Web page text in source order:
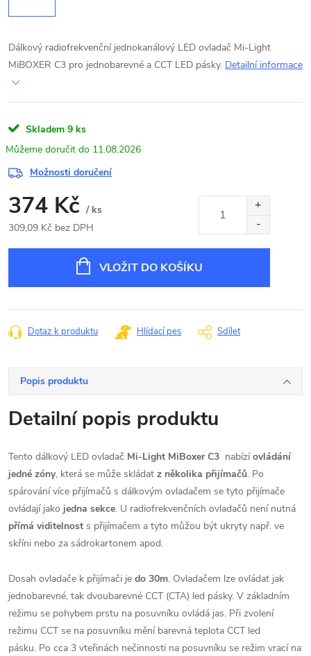
Dálkový radiofrekvenční jednokanálový LED ovladač Mi-Light
MiBOXER C3 pro jednobarevné a CCT LED pásky. Detailní informace
Skladem 9 ks
11.08.2026
Možnosti doručení
374 Kč / ks
309,09 Kč bez DPH
VLOŽIT DO KOŠÍKU
Dotaz k produktu Hlídací pes Sdílet
Popis produktu
Detailní popis produktu
Tento dálkový LED ovladač Mi-Light MiBoxer C3 nabízíovládání
jedné zóny, která se může skládat z několika přijímačů. Po
spárování více přijímačů s dálkovým ovladačem se tyto přijímače
ovládají jako jedna sekce. U radiofrekvenčních ovladačů není nutná
přímá viditelnost s přijímačem a tyto můžou být ukryty např. ve
skříni nebo za sádrokartonem apod.
Dosah ovladače k přijímači je do 30m. Ovladačem lze ovládat jak
jednobarevné, tak dvoubarevné CCT (CTA) led pásky. V základním
režimu se pohybem prstu na posuvníku ovládá jas. Při zvolení
režimu CCT se na posuvníku mění barevná teplota CCT led
pásku. Po cca 3 vteřinách nečinnosti na posuvníku se režim vrací na